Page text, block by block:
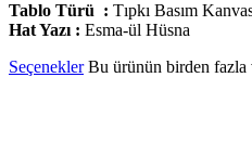
Tablo Türü : Tıpkı Basım
Hat Yazı : Esma-ül Hüsna
Seçenekler Bu ürünün birden fazla